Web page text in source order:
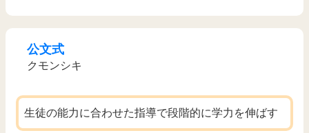
公文式
クモンシキ
生徒の能力に合わせた指導で段階的に学力を伸ばす